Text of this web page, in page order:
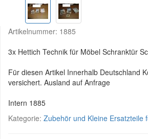
Artikelnummer: 1885
3x Hettich Technik für Möbel Schranktür
Für diesen Artikel Innerhalb Deutschland
versichert. Ausland auf Anfrage
Intern 1885
Kategorie: Zubehör und Kleine Ersatzteile